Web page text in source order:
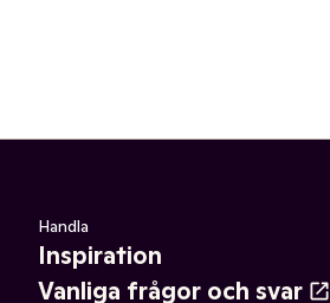
Handla
Inspiration
Vanliga frågor och svar